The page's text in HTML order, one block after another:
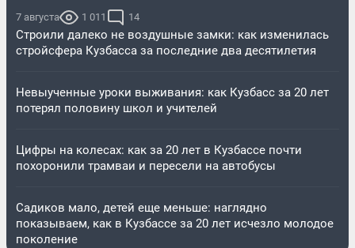
7 августа 1 011 14
Строили далеко не воздушные замки: как изменилась
стройсфера Кузбасса за последние два десятилетия
Невыученные уроки выживания: как Кузбасс за 20 лет
потерял половину школ и учителей
Цифры на колесах: как за 20 лет в Кузбассе почти
похоронили трамваи и пересели на автобусы
Садиков мало, детей еще меньше: наглядно
показываем, как в Кузбассе за 20 лет исчезло молодое
поколение